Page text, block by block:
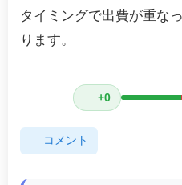
タイミングで出費が重な
ります。
+0
コメント